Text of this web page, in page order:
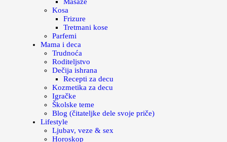
Kosa
Frizure
Tretmani kose
Parfemi
Mama i deca
Trudnoća
Roditeljstvo
Dečija ishrana
Recepti za decu
Kozmetika za decu
Igračke
Školske teme
Blog (čitateljke dele svoje priče)
Lifestyle
Ljubav, veze & sex
Horoskop